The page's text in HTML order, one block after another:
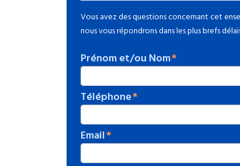
Vous avez des questions concernant cet
nous vous répondrons dans les plus brefs
Prénom et/ou Nom
Téléphone
Email